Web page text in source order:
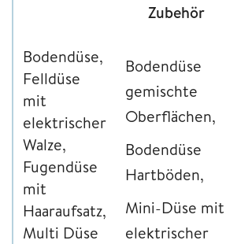
Zubehör
Bodendüse,
Felldüse
mit
elektrischer
Walze,
Fugendüse
mit
Haaraufsatz,
Multi Düse
Bodendüse
gemischte
Oberflächen,
Bodendüse
Hartböden,
Mini-Düse mit
elektrischer